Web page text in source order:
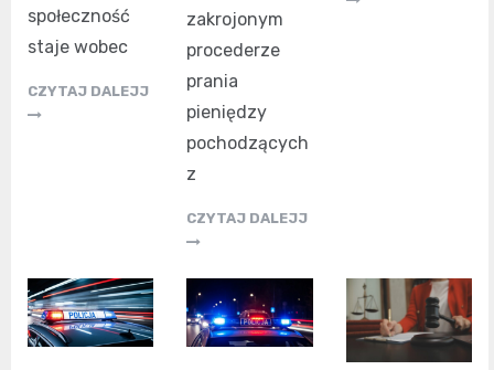
społeczność
staje wobec
CZYTAJ DALEJJ
zakrojonym
procederze
prania
pieniędzy
pochodzących
z
CZYTAJ DALEJJ